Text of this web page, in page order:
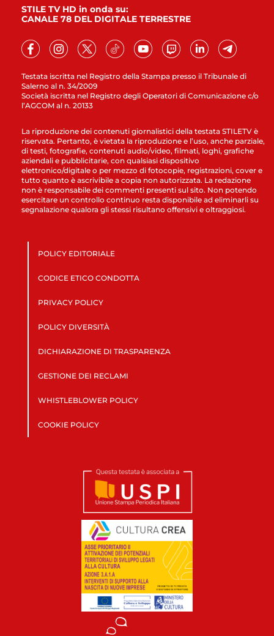
Testata iscritta nel Registro della Stampa presso il Tribunale di
Salerno al n. 34/2009
Società iscritta nel Registro degli Operatori di Comunicazione c/o
l’AGCOM al n. 20133
STILE TV HD in onda su:
CANALE 78 DEL DIGITALE TERRESTRE
La riproduzione dei contenuti giornalistici della testata STILETV è
riservata. Pertanto, è vietata la riproduzione e l’uso, anche parziale,
di testi, fotografie, contenuti audio/video, filmati, loghi, grafiche
aziendali e pubblicitarie, con qualsiasi dispositivo
elettronico/digitale o per mezzo di fotocopie, registrazioni, cover e
tutto quanto è ascrivibile a copia non autorizzata. La redazione
non è responsabile dei commenti presenti sul sito. Non potendo
esercitare un controllo continuo resta disponibile ad eliminarli su
segnalazione qualora gli stessi risultano offensivi e oltraggiosi.
POLICY EDITORIALE
CODICE ETICO CONDOTTA
PRIVACY POLICY
POLICY DIVERSITÀ
DICHIARAZIONE DI TRASPARENZA
GESTIONE DEI RECLAMI
WHISTLEBLOWER POLICY
COOKIE POLICY